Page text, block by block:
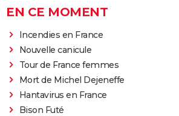
EN CE MOMENT
Incendies en France
Nouvelle canicule
Tour de France femmes
Mort de Michel Dejeneffe
Hantavirus en France
Bison Futé